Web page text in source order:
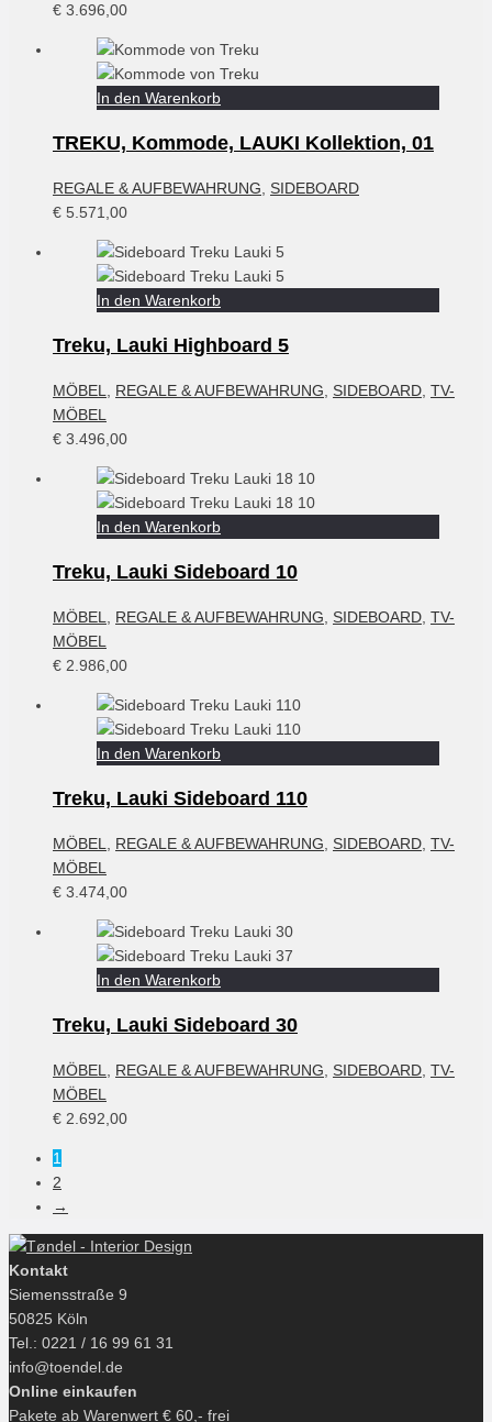
€ 3.696,00
In den Warenkorb
TREKU, Kommode, LAUKI Kollektion, 01
REGALE & AUFBEWAHRUNG
SIDEBOARD
€ 5.571,00
In den Warenkorb
Treku, Lauki Highboard 5
MÖBEL REGALE & AUFBEWAHRUNG SIDEBOARD TV-
MÖBEL
€ 3.496,00
In den Warenkorb
Treku, Lauki Sideboard 10
MÖBEL REGALE & AUFBEWAHRUNG SIDEBOARD TV-
MÖBEL
€ 2.986,00
In den Warenkorb
Treku, Lauki Sideboard 110
MÖBEL REGALE & AUFBEWAHRUNG SIDEBOARD TV-
MÖBEL
€ 3.474,00
In den Warenkorb
Treku, Lauki Sideboard 30
MÖBEL REGALE & AUFBEWAHRUNG SIDEBOARD TV-
MÖBEL
€ 2.692,00
1
2
→
Kontakt
Siemensstraße 9
50825 Köln
Tel.: 0221 / 16 99 61 31
info@toendel.de
Online einkaufen
Pakete ab Warenwert € 60,- frei